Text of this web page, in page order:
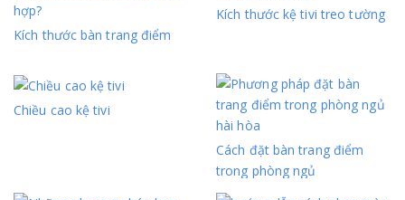
Kích thước bàn trang điểm
Kích thước kệ tivi treo tường
Chiều cao kệ tivi​
Cách đặt bàn trang điểm
trong phòng ngủ​